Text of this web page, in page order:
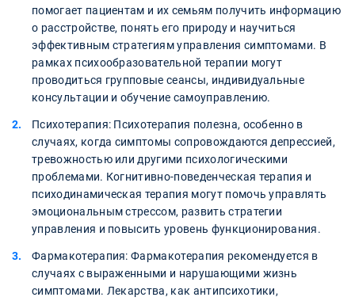
помогает пациентам и их семьям получить информацию
о расстройстве, понять его природу и научиться
эффективным стратегиям управления симптомами. В
рамках психообразовательной терапии могут
проводиться групповые сеансы, индивидуальные
консультации и обучение самоуправлению.
Психотерапия: Психотерапия полезна, особенно в
случаях, когда симптомы сопровождаются депрессией,
тревожностью или другими психологическими
проблемами. Когнитивно-поведенческая терапия и
психодинамическая терапия могут помочь управлять
эмоциональным стрессом, развить стратегии
управления и повысить уровень функционирования.
Фармакотерапия: Фармакотерапия рекомендуется в
случаях с выраженными и нарушающими жизнь
симптомами. Лекарства, как антипсихотики,